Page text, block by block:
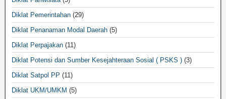
Diklat Pemerintahan (29)
Diklat Penanaman Modal Daerah (5)
Diklat Perpajakan (11)
Diklat Potensi dan Sumber Kesejahteraan Sosial ( PSKS ) (3)
Diklat Satpol PP (11)
Diklat UKM/UMKM (5)